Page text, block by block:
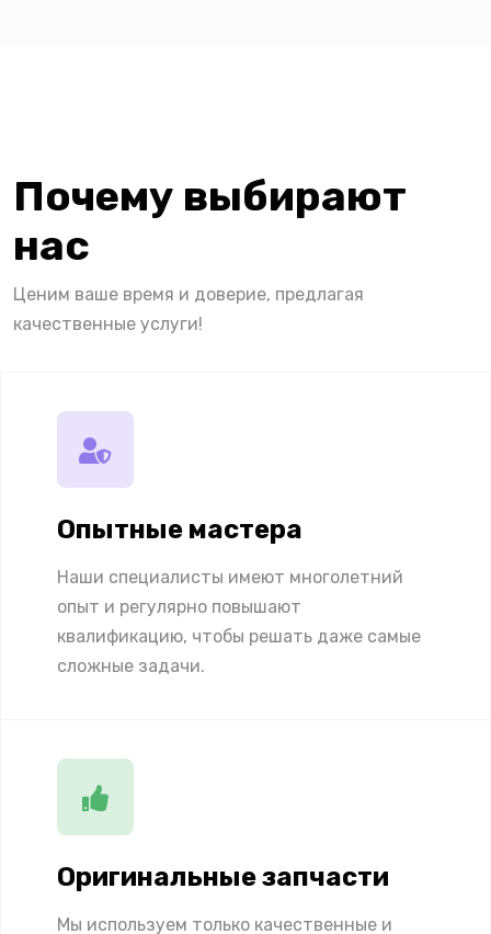
Почему выбирают
нас
Ценим ваше время и доверие, предлагая
качественные услуги!
Опытные мастера
Наши специалисты имеют многолетний
опыт и регулярно повышают
квалификацию, чтобы решать даже самые
сложные задачи.
Оригинальные запчасти
Мы используем только качественные и